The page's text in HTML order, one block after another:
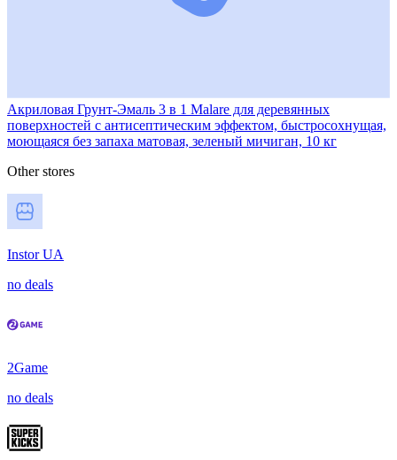
Акриловая Грунт-Эмаль 3 в 1 Malare для деревянных
поверхностей с антисептическим эффектом, быстросохнущая,
моющаяся без запаха матовая, зеленый мичиган, 10 кг
Other stores
Instor UA
no deals
2Game
no deals